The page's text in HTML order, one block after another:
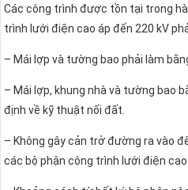
Các công trình được tồn tại trong
trình lưới điện cao áp đến 220 kV
– Mái lợp và tường bao phải làm
– Mái lợp, khung nhà và tường bao
định về kỹ thuật nối đất.
– Không gây cản trở đường ra vào
các bộ phận công trình lưới điện cao